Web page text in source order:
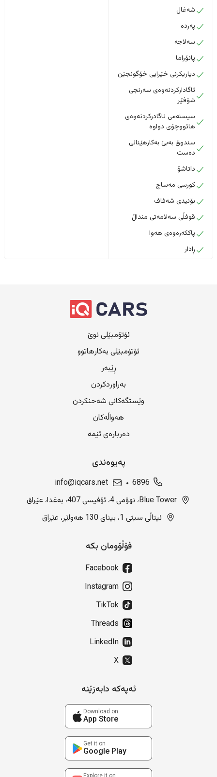
شەغال
پەردە
سەلاجە
پانۆراما
دیاریکرنی خێرایی خۆگونجێن
ئاگادارکردنەوەی سەرنجی
شۆفێر
سیستەمی ئاگادرکردنەوەی
هاتووچۆی دواوە
سندوق بەبێ بەکارهێنانی
دەست
داتاشۆ
کورسی مەساج
بۆنیدی شەفاف
قوفڵی سەلامەتی منداڵ
پاککەرەوەی هەوا
ڕادار
ئۆتۆمبێلی نوێ
ئۆتۆمبێلی بەکارهاتوو
ڕێبەر
بەراوردکردن
وێستگەکانی شەحنکردن
هەواڵەکان
دەربارەی ئێمە
پەیوەندی
6896
info@iqcars.net
Blue Tower، نهۆمی 4، ئۆفیسی 407، بەغدا، عێراق
ئیتاڵی سیتی 1، بینای 130 هەولێر، عێراق
فۆڵۆومان بکە
Facebook
Instagram
TikTok
Threads
LinkedIn
X
ئەپەکە دابەزێنە
Download on
App Store
Get it on
Google Play